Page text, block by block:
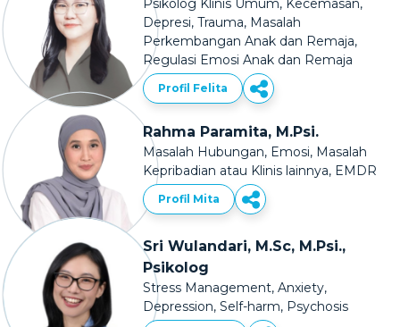
Psikolog Klinis Umum, Kecemasan,
Depresi, Trauma, Masalah
Perkembangan Anak dan Remaja,
Regulasi Emosi Anak dan Remaja
Profil Felita
Rahma Paramita, M.Psi.
Masalah Hubungan, Emosi, Masalah
Kepribadian atau Klinis lainnya, EMDR
Profil Mita
Sri Wulandari, M.Sc, M.Psi.,
Psikolog
Stress Management, Anxiety,
Depression, Self-harm, Psychosis